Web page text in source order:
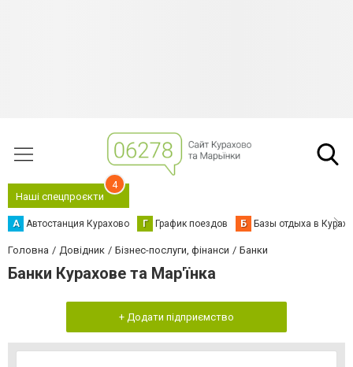
Наші спецпроєкти
4
А Автостанция Курахово Г График поездов Б Базы отдыха в
Головна Довідник Бізнес-послуги, фінанси Банки
Банки Курахове та Мар'їнка
+ Додати підприємство